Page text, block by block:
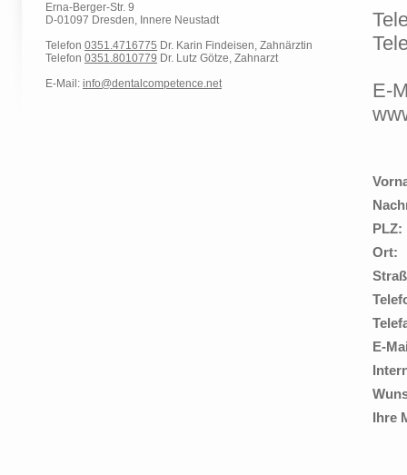
Erna-Berger-Str. 9
D-01097 Dresden, Innere Neustadt
Telefon 0351.4716775 Dr. Karin Findeisen, Zahnärztin
Telefon 0351.8010779 Dr. Lutz Götze, Zahnarzt
E-Mail: info@dentalcompetence.net
E-
PLZ:
Ort:
E-
Ihre